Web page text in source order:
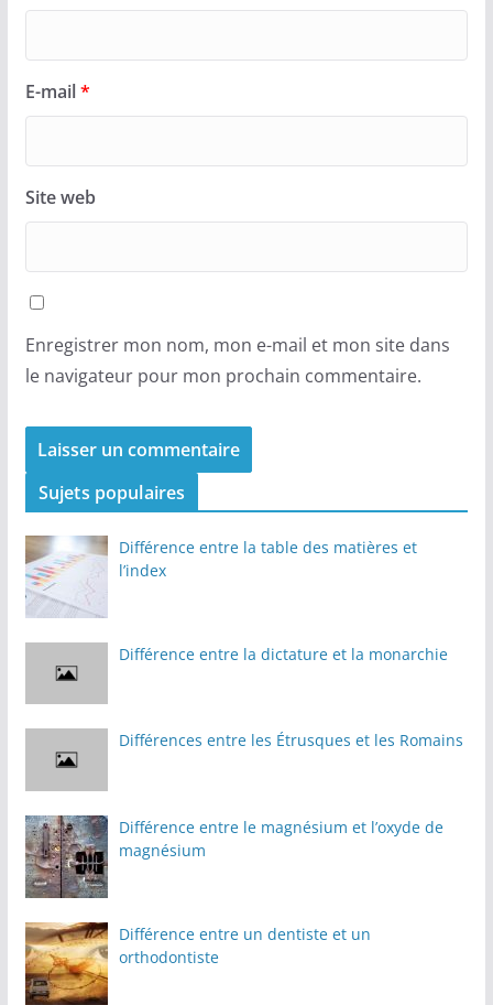
E-mail*
Site web
Enregistrer mon nom, mon e-mail et mon site dans
le navigateur pour mon prochain commentaire.
Sujets populaires
Différence entre la table des matières et
l’index
Différence entre la dictature et la monarchie
Différences entre les Étrusques et les Romains
Différence entre le magnésium et l’oxyde de
magnésium
Différence entre un dentiste et un
orthodontiste